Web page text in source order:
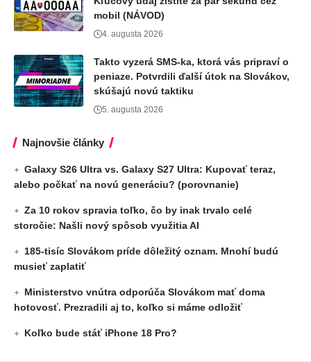
mobil (NÁVOD)
4. augusta 2026
Takto vyzerá SMS-ka, ktorá vás pripraví o
peniaze. Potvrdili ďalší útok na Slovákov,
skúšajú novú taktiku
5. augusta 2026
Najnovšie články
Galaxy S26 Ultra vs. Galaxy S27 Ultra: Kupovať teraz,
alebo počkať na novú generáciu? (porovnanie)
Za 10 rokov spravia toľko, čo by inak trvalo celé
storočie: Našli nový spôsob využitia AI
185-tisíc Slovákom príde dôležitý oznam. Mnohí budú
musieť zaplatiť
Ministerstvo vnútra odporúča Slovákom mať doma
hotovosť. Prezradili aj to, koľko si máme odložiť
Koľko bude stáť iPhone 18 Pro?